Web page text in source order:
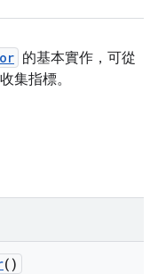
的基本實作，可從
集指標。
()